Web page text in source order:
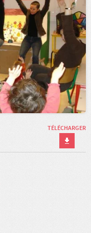
TÉLÉCHARGER